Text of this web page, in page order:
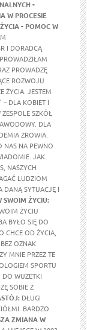
-
W PROCESIE
- POMOC W
I DORADCĄ
PROWADZĘ
ROZWOJU
ŻYCIA. JESTEM
– DLA KOBIET I
SZKÓŁ
DLA
ZROWIA.
NAS NA PEWNO
JAK
NASZYCH
LUDZIOM
DANĄ SYTUACJĘ I
SWOIM ŻYCIU:
ŻYCIU
BYŁO SIĘ DO
CHCE OD ŻYCIA,
OZNAK
MNIE PRZEZ TE
SPORTU
DO WUZETKI
SOBIE Z
DŁUGI
BARDZO
ZMIANA W